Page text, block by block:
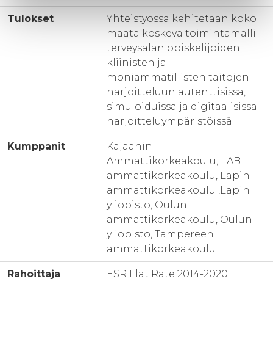
Tulokset
Yhteistyössä kehitetään koko
maata koskeva toimintamalli
terveysalan opiskelijoiden
kliinisten ja
moniammatillisten taitojen
harjoitteluun autenttisissa,
simuloiduissa ja digitaalisissa
harjoitteluympäristöissä.
Kumppanit
Kajaanin
Ammattikorkeakoulu, LAB
ammattikorkeakoulu, Lapin
ammattikorkeakoulu ,Lapin
yliopisto, Oulun
ammattikorkeakoulu, Oulun
yliopisto, Tampereen
ammattikorkeakoulu
Rahoittaja ESR Flat Rate 2014-2020